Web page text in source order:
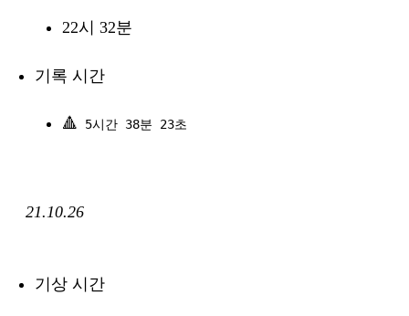
22시 32분
기록 시간
🔺 5시간 38분 23초
21.10.26
기상 시간